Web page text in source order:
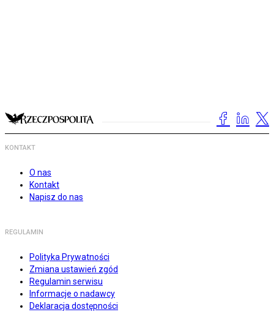
KONTAKT
O nas
Kontakt
Napisz do nas
REGULAMIN
Polityka Prywatności
Zmiana ustawień zgód
Regulamin serwisu
Informacje o nadawcy
Deklaracja dostępności